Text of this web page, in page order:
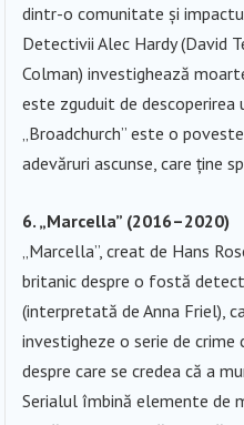
dintr-o comunitate și
Detectivii Alec Hardy (David
Colman) investighează
este zguduit de descoperirea
„Broadchurch” este o
adevăruri ascunse, care ține
6. „Marcella” (2016–2020)
„Marcella”, creat de Hans
britanic despre o fostă
(interpretată de Anna Friel),
investigheze o serie de crime
despre care se credea că a
Serialul îmbină elemente de